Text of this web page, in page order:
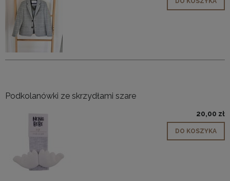
Podkolanówki ze skrzydłami szare
20,00 zł
DO KOSZYKA